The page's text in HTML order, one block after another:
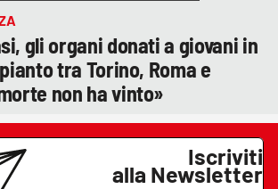
gli organi donati a giovani in
tra Torino, Roma e
non ha vinto»
Iscriviti
alla Newsletter